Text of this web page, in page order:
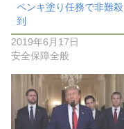
ペンキ塗り任務で非難殺
到
2019年6月17日
安全保障全般